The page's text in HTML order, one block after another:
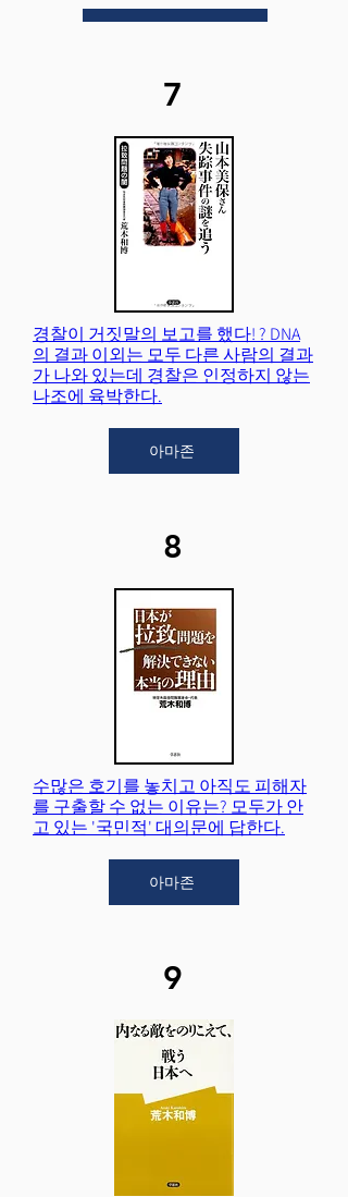
6
아마존
7
경찰이 거짓말의 보고를 했다! ? DNA
의 결과 이외는 모두 다른 사람의 결과
가 나와 있는데 경찰은 인정하지 않는
나조에 육박한다.
아마존
8
수많은 호기를 놓치고 아직도 피해자
를 구출할 수 없는 이유는? 모두가 안
고 있는 '국민적' 대의문에 답한다.
아마존
9